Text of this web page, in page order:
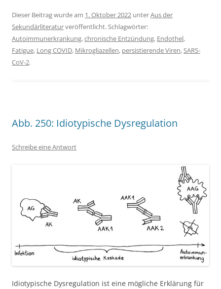
Dieser Beitrag wurde am 1. Oktober 2022 unterAus der
Sekundärliteraturveröffentlicht. Schlagwörter:
Autoimmunerkrankung,chronische Entzündung, Endothel,
Fatigue, Long COVID, Mikrogliazellen, persistierende Viren,SARS-
CoV-2.
Abb. 250: Idiotypische Dysregulation
Schreibe eine Antwort
Idiotypische Dysregulation ist eine mögliche Erklärung für